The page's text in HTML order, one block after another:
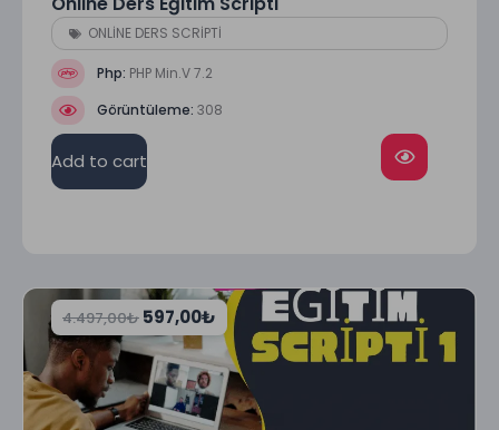
ONLİNE DERS SCRİPTİ
Php: PHP Min.V 7.2
Görüntüleme: 308
Add to cart
4.497,00₺ 597,00₺